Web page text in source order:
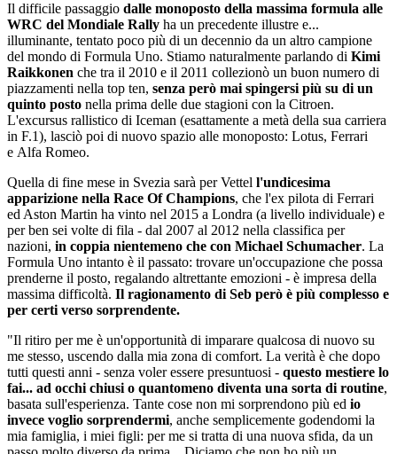
Il difficile passaggio dalle monoposto della massima formula alle
WRC del Mondiale Rally ha un precedente illustre e...
illuminante, tentato poco più di un decennio da un altro campione
del mondo di Formula Uno. Stiamo naturalmente parlando di Kimi
Raikkonen che tra il 2010 e il 2011 collezionò un buon numero di
piazzamenti nella top ten, senza però mai spingersi più su di un
quinto posto nella prima delle due stagioni con la Citroen.
L'excursus rallistico di Iceman (esattamente a metà della sua carriera
in F.1), lasciò poi di nuovo spazio alle monoposto: Lotus, Ferrari
e Alfa Romeo.
Quella di fine mese in Svezia sarà per Vettel l'undicesima
apparizione nella Race Of Champions, che l'ex pilota di Ferrari
ed Aston Martin ha vinto nel 2015 a Londra (a livello individuale) e
per ben sei volte di fila - dal 2007 al 2012 nella classifica per
nazioni, in coppia nientemeno che con Michael Schumacher. La
Formula Uno intanto è il passato: trovare un'occupazione che possa
prenderne il posto, regalando altrettante emozioni - è impresa della
massima difficoltà. Il ragionamento di Seb però è più complesso e
per certi verso sorprendente.
"Il ritiro per me è un'opportunità di imparare qualcosa di nuovo su
me stesso, uscendo dalla mia zona di comfort. La verità è che dopo
tutti questi anni - senza voler essere presuntuosi - questo mestiere lo
fai... ad occhi chiusi o quantomeno diventa una sorta di routine,
basata sull'esperienza. Tante cose non mi sorprendono più ed io
invece voglio sorprendermi, anche semplicemente godendomi la
mia famiglia, i miei figli: per me si tratta di una nuova sfida, da un